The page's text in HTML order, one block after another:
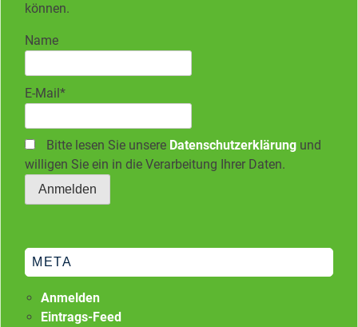
können.
Name
E-Mail*
Bitte lesen Sie unsere Datenschutzerklärung und
willigen Sie ein in die Verarbeitung Ihrer Daten.
META
Anmelden
Eintrags-Feed